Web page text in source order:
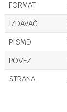
FORMAT
IZDAVAČ
PISMO
POVEZ
STRANA